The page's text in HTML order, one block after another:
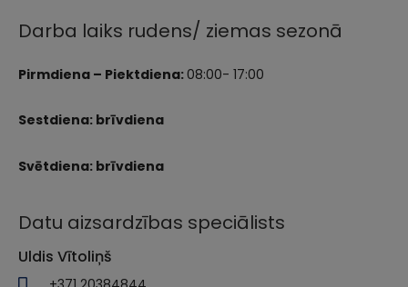
Darba laiks rudens/ ziemas sezonā
Pirmdiena – Piektdiena:08:00- 17:00
Sestdiena: brīvdiena
Svētdiena: brīvdiena
Datu aizsardzības speciālists
Uldis Vītoliņš